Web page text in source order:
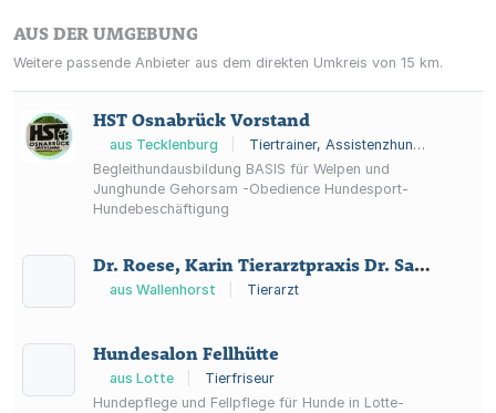
AUS DER UMGEBUNG
Weitere passende Anbieter aus dem direkten Umkreis von 15 km.
HST Osnabrück Vorstand
aus Tecklenburg
Tiertrainer, Assistenzhundetrainer, Hundeschule
Begleithundausbildung BASIS für Welpen und
Junghunde Gehorsam -Obedience Hundesport-
Hundebeschäftigung
Dr. Roese, Karin Tierarztpraxis Dr. Sabine Allmacher
aus Wallenhorst Tierarzt
Hundesalon Fellhütte
aus Lotte
Tierfriseur
Hundepflege und Fellpflege für Hunde in Lotte-